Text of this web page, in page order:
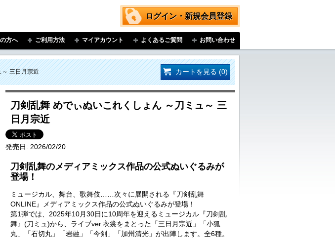
ログイン・新規会員登録
方へ ご利用方法 マイアカウント よくあるご質問 お問い合わせ
～ 三日月宗近 カートを見る (0)
刀剣乱舞 めでぃぬいこれくしょん ～刀ミュ～ 三
日月宗近
発売日: 2026/02/20
刀剣乱舞のメディアミックス作品の公式ぬいぐるみが
登場！
ミュージカル、舞台、歌舞伎……次々に展開される『刀剣乱舞
ONLINE』メディアミックス作品の公式ぬいぐるみが登場！
第1弾では、2025年10月30日に10周年を迎えるミュージカル『刀剣乱
舞』(刀ミュ)から、ライブver.衣裳をまとった「三日月宗近」「小狐
丸」「石切丸」「岩融」「今剣」「加州清光」が出陣します。全6種。